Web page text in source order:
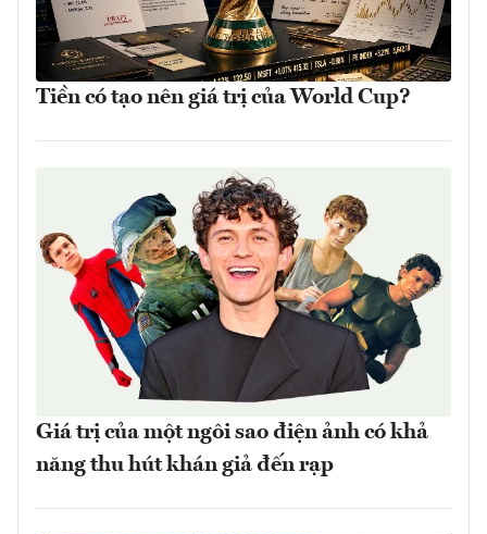
Tiền có tạo nên giá trị của World Cup?
Giá trị của một ngôi sao điện ảnh có khả
năng thu hút khán giả đến rạp